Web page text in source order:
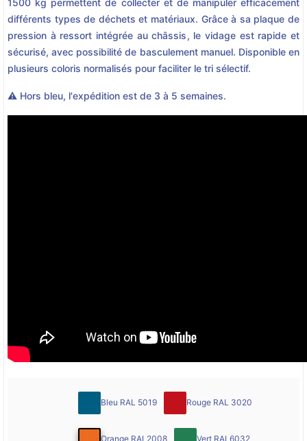
1500 kg permettent de collecter et de manipuler efficacement
différents types de déchets et matériaux. Grâce à sa plaque de
pression à ressort intégrée au châssis, le vidage est rapide et
sécurisé, avec possibilité de basculement manuel. Disponible en
plusieurs coloris normalisés pour faciliter le tri sélectif.
⚠️ Hors bleu, l'expédition est de 3 à 5 semaines.
Bleu RAL 5019 Rouge RAL 3020